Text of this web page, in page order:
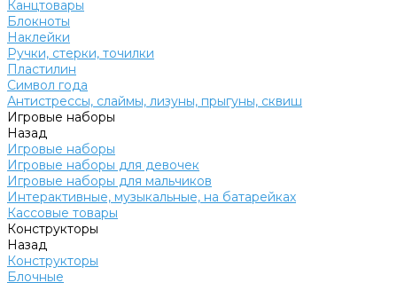
Канцтовары
Блокноты
Наклейки
Ручки, стерки, точилки
Пластилин
Символ года
Антистрессы, слаймы, лизуны, прыгуны, сквиш
Игровые наборы
Назад
Игровые наборы
Игровые наборы для девочек
Игровые наборы для мальчиков
Интерактивные, музыкальные, на батарейках
Кассовые товары
Конструкторы
Назад
Конструкторы
Блочные